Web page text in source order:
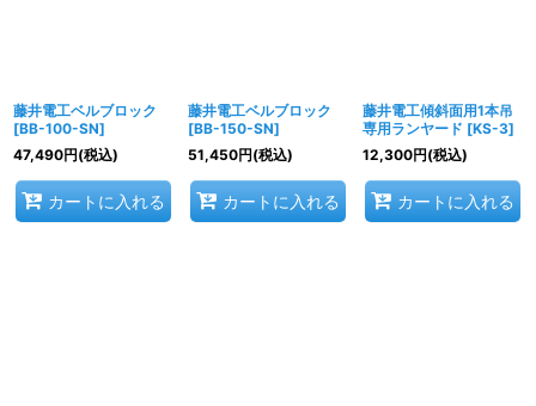
藤井電工ベルブロック
[BB-100-SN]
47,490円(税込)
カートに入れる
藤井電工ベルブロック
[BB-150-SN]
51,450円(税込)
カートに入れる
藤井電工傾斜面用1本吊
専用ランヤード [KS-3]
12,300円(税込)
カートに入れる